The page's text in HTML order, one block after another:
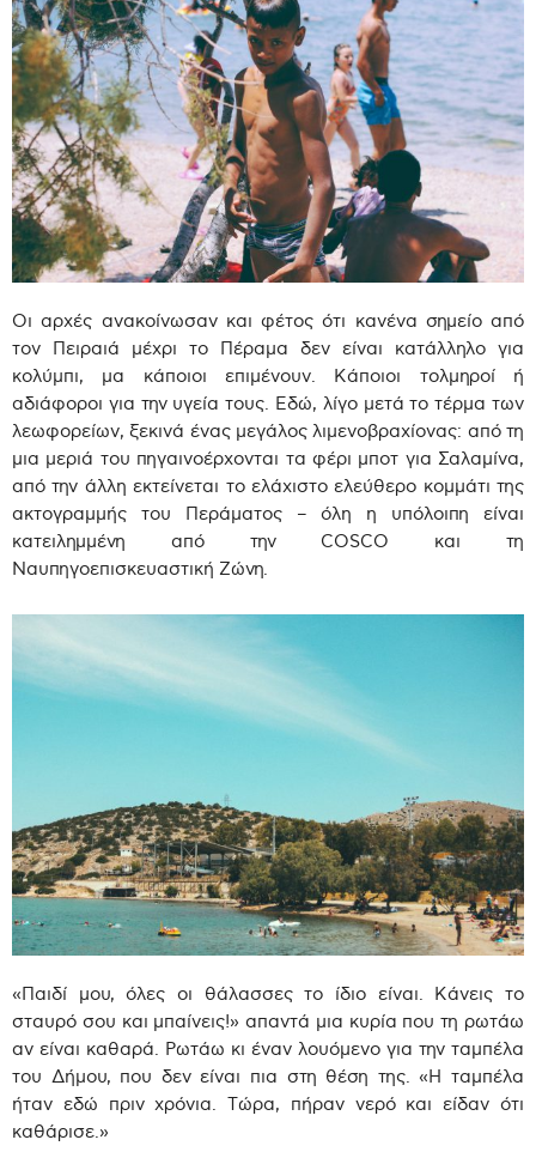
Οι αρχές ανακοίνωσαν και φέτος ότι κανένα σημείο από
τον Πειραιά μέχρι το Πέραμα δεν είναι κατάλληλο για
κολύμπι, μα κάποιοι επιμένουν. Κάποιοι τολμηροί ή
αδιάφοροι για την υγεία τους. Εδώ, λίγο μετά το τέρμα των
λεωφορείων, ξεκινά ένας μεγάλος λιμενοβραχίονας: από τη
μια μεριά του πηγαινοέρχονται τα φέρι μποτ για Σαλαμίνα,
από την άλλη εκτείνεται το ελάχιστο ελεύθερο κομμάτι της
ακτογραμμής του Περάματος – όλη η υπόλοιπη είναι
κατειλημμένη από την COSCO και τη
Ναυπηγοεπισκευαστική Ζώνη.
«Παιδί μου, όλες οι θάλασσες το ίδιο είναι. Κάνεις το
σταυρό σου και μπαίνεις!» απαντά μια κυρία που τη ρωτάω
αν είναι καθαρά. Ρωτάω κι έναν λουόμενο για την ταμπέλα
του Δήμου, που δεν είναι πια στη θέση της. «Η ταμπέλα
ήταν εδώ πριν χρόνια. Τώρα, πήραν νερό και είδαν ότι
καθάρισε.»